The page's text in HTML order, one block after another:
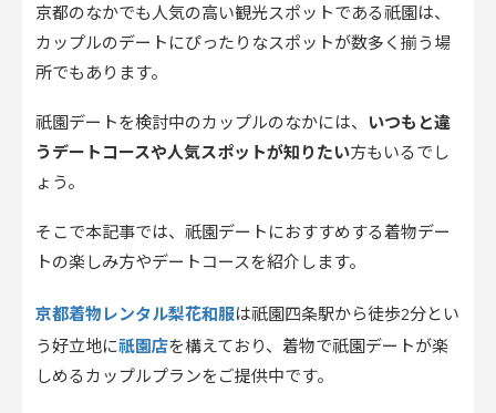
京都のなかでも人気の高い観光スポットである祇園は、
カップルのデートにぴったりなスポットが数多く揃う場
所でもあります。
祇園デートを検討中のカップルのなかには、 いつもと違
うデートコースや人気スポットが知りたい方もいるでし
ょう。
そこで本記事では、祇園デートにおすすめする着物デー
トの楽しみ方やデートコースを紹介します。
京都着物レンタル梨花和服は祇園四条駅から徒歩2分とい
う好立地に祇園店を構えており、着物で祇園デートが楽
しめるカップルプランをご提供中です。